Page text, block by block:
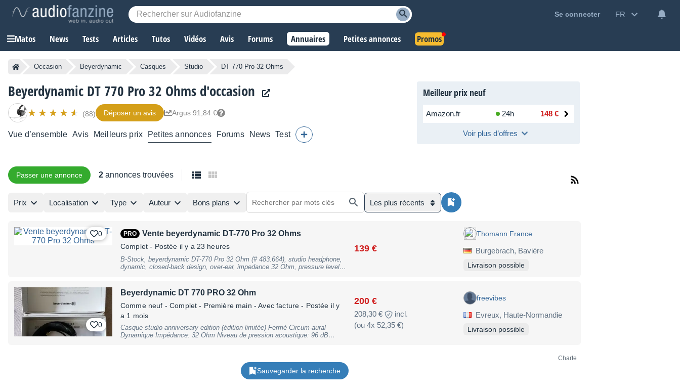
Se connecter FR
Matos News Tests Articles Tutos Vidéos Avis Forums Annuaires Petites annonces Promos
Occasion Beyerdynamic Casques Studio DT 770 Pro 32 Ohms
Beyerdynamic DT 770 Pro 32 Ohms d'occasion
(88) Déposer un avis Argus 91,84 €
Vue d’ensemble Avis Meilleurs prix Petites annonces Forums News Test
Meilleur prix neuf
Amazon.fr 24h 148 €
Voir plus d’offres
Passer une annonce 2 annonces trouvées
Prix Localisation Type Auteur Bons plans Les plus récents
0 PRO Vente beyerdynamic DT-770 Pro 32 Ohms
Complet - Postée il y a 23 heures 139 €
B-Stock, beyerdynamic DT-770 Pro 32 Ohm (# 483.664), studio headphone,
dynamic, closed-back design, over-ear, impedance 32 Ohm, pressure level
incl. bag, B-Stock with full warranty, may have slight traces of use
Thomann France
Burgebrach, Bavière
Livraison possible
0
Beyerdynamic DT 770 PRO 32 Ohm
Comme neuf - Complet - Première main - Avec facture - Postée il y
a 1 mois
200 €
208,30 €
incl.
(ou 4x 52,35 €)
Casque studio anniversary edition (édition limitée) Fermé Circum-aural
Dynamique Impédance: 32 Ohm Niveau de pression acoustique: 96 dB
freevibes
Evreux, Haute-Normandie
Livraison possible
Charte
Sauvegarder la recherche